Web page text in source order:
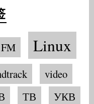
FM Linux
video
ТВ
УКВ